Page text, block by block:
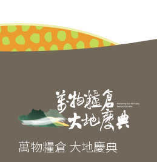
萬物糧倉 大地慶典